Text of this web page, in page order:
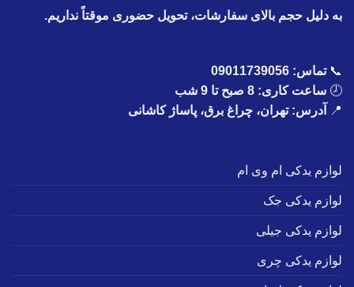
به دلیل حجم بالای سفارشات، تحویل حضوری موقتاً نداریم.
📞تماس: 09011739056
🕗 ساعت کاری: 8 صبح تا 9 شب
📍
آدرس: تهران، چراغ برق، پاساژ کاشانی
لوازم یدکی ام وی ام
لوازم یدکی جک
لوازم یدکی جیلی
لوازم یدکی چری